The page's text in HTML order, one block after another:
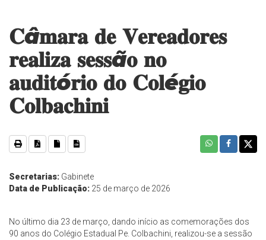
𝐂â𝐦𝐚𝐫𝐚 𝐝𝐞 𝐕𝐞𝐫𝐞𝐚𝐝𝐨𝐫𝐞𝐬
𝐫𝐞𝐚𝐥𝐢𝐳𝐚 𝐬𝐞𝐬𝐬ã𝐨 𝐧𝐨
𝐚𝐮𝐝𝐢𝐭ó𝐫𝐢𝐨 𝐝𝐨 𝐂𝐨𝐥é𝐠𝐢𝐨
𝐂𝐨𝐥𝐛𝐚𝐜𝐡𝐢𝐧𝐢
Secretarias: Gabinete
Data de Publicação: 25 de março de 2026
No último dia 23 de março, dando início as comemorações dos
90 anos do Colégio Estadual Pe. Colbachini, realizou-se a sessão